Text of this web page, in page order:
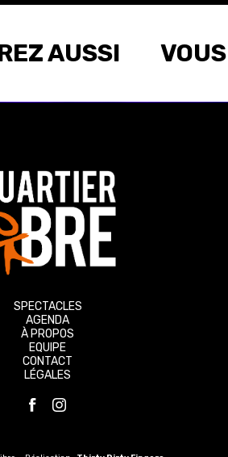
AUSSI
DE
INTER
SPECTACLES
AGENDA
À PROPOS
EQUIPE
CONTACT
LÉGALES